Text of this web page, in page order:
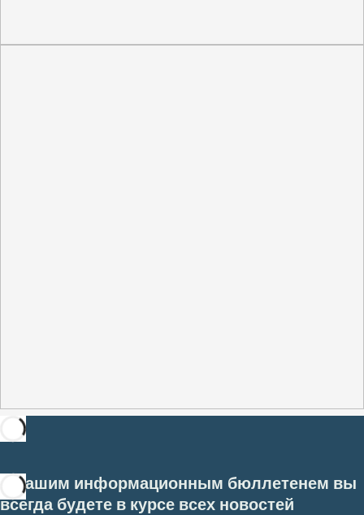
С нашим информационным бюллетенем вы
всегда будете в курсе всех новостей